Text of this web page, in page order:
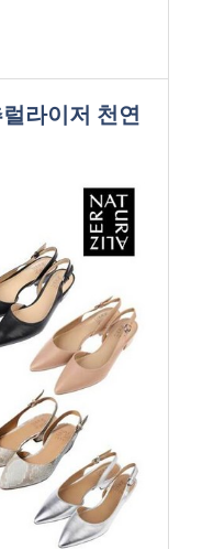
라이저 천연